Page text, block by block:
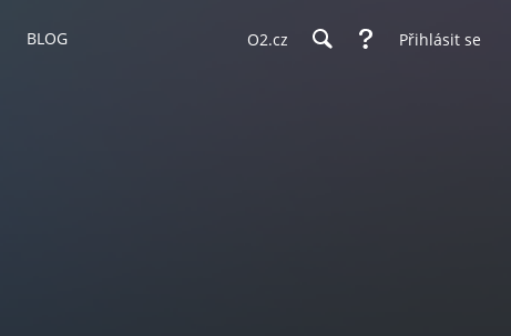
BLOG O2.cz Přihlásit se